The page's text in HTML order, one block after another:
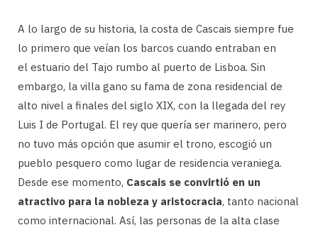
A lo largo de su historia, la costa de Cascais siempre fue
lo primero que veían los barcos cuando entraban en
el estuario del Tajo rumbo al puerto de Lisboa. Sin
embargo, la villa gano su fama de zona residencial de
alto nivel a finales del siglo XIX, con la llegada del rey
Luis I de Portugal. El rey que quería ser marinero, pero
no tuvo más opción que asumir el trono, escogió un
pueblo pesquero como lugar de residencia veraniega.
Desde ese momento, Cascais se convirtió en un
atractivo para la nobleza y aristocracia, tanto nacional
como internacional. Así, las personas de la alta clase